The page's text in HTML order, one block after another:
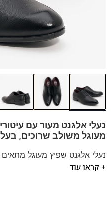
נעלי אלגנט מעור עם
מעוגל משולב שרוכים,
נעלי אלגנט שפיץ מעוגל
הנעלים נוחות במיוחד –
+ קראו עוד